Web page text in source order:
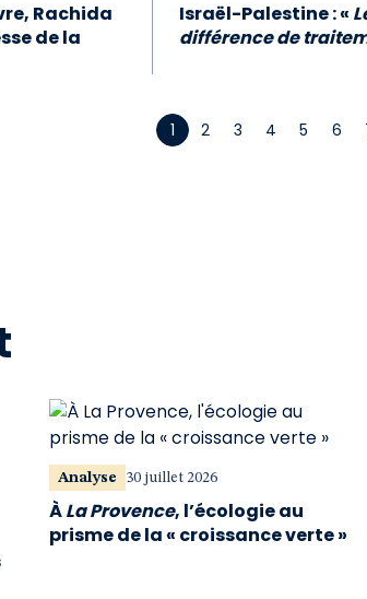
Rachida
de la
Israël-Palestine : «
différence de
1 2 3 4 5 6
Analyse 30 juillet 2026
ÀLa Provence, l’écologie au
prisme de la « croissance verte »